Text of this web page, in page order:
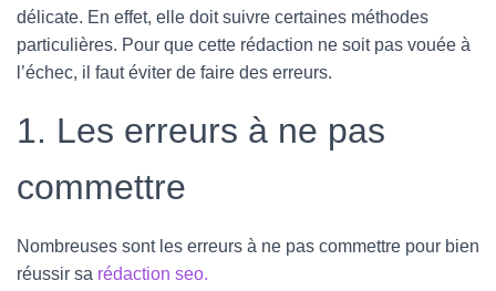
délicate. En effet, elle doit suivre certaines méthodes
particulières. Pour que cette rédaction ne soit pas vouée à
l’échec, il faut éviter de faire des erreurs.
1. Les erreurs à ne pas
commettre
Nombreuses sont les erreurs à ne pas commettre pour bien
réussir sa rédaction seo.